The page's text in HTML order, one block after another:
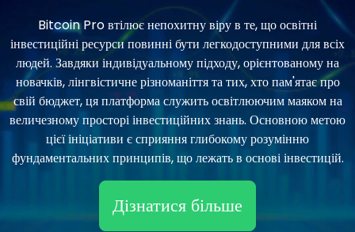
Bitcoin Pro втілює непохитну віру в те, що освітні
інвестиційні ресурси повинні бути легкодоступними для всіх
людей. Завдяки індивідуальному підходу, орієнтованому на
новачків, лінгвістичне різноманіття та тих, хто пам'ятає про
свій бюджет, ця платформа служить освітлюючим маяком на
величезному просторі інвестиційних знань. Основною метою
цієї ініціативи є сприяння глибокому розумінню
фундаментальних принципів, що лежать в основі інвестицій.
Дізнатися більше